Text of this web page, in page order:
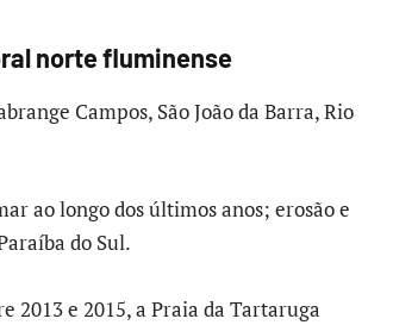
norte fluminense
Campos, São João da Barra, Rio
ao longo dos últimos anos; erosão e
do Sul.
2013 e 2015, a Praia da Tartaruga